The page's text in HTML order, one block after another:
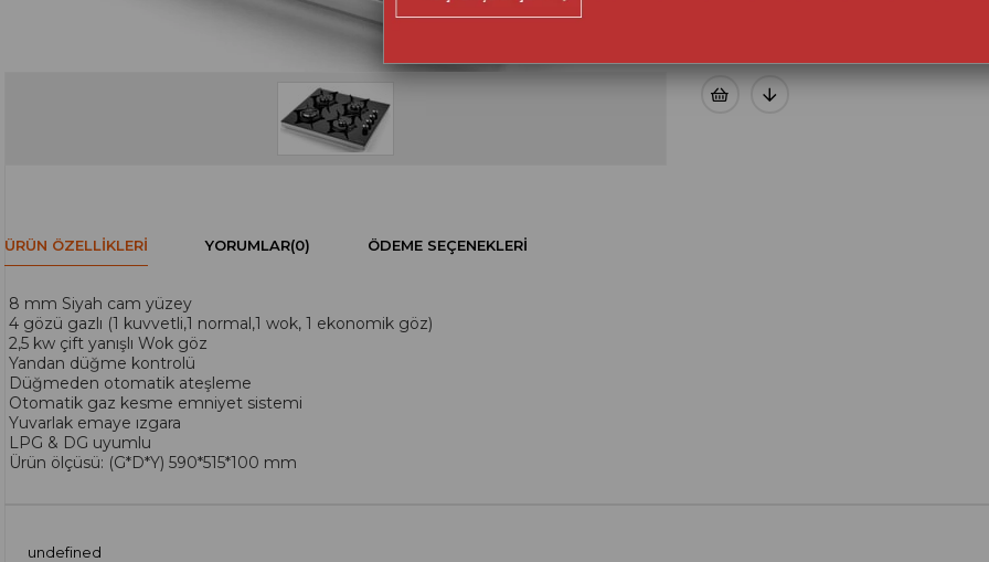
ÜRÜN ÖZELLIKLERI YORUMLAR(0) ÖDEME SEÇENEKLERI
8 mm Siyah cam yüzey
4 gözü gazlı (1 kuvvetli,1 normal,1 wok, 1 ekonomik göz)
2,5 kw çift yanışlı Wok göz
Yandan düğme kontrolü
Düğmeden otomatik ateşleme
Otomatik gaz kesme emniyet sistemi
Yuvarlak emaye ızgara
LPG & DG uyumlu
Ürün ölçüsü: (G*D*Y) 590*515*100 mm
undefined